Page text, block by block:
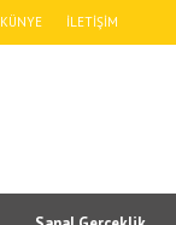
KÜNYE İLETIŞIM